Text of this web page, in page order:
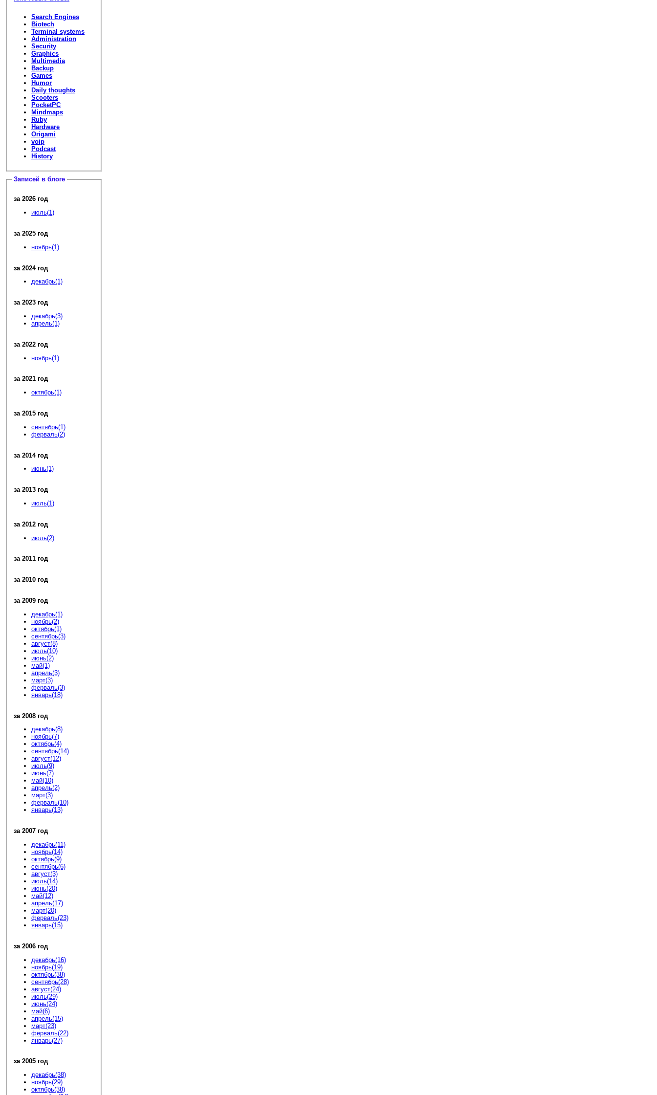
Search Engines
Biotech
Terminal systems
Administration
Security
Graphics
Multimedia
Backup
Games
Humor
Daily thoughts
Scooters
PocketPC
Mindmaps
Ruby
Hardware
Origami
voip
Podcast
History
Записей в блоге
за 2026 год
июль(1)
за 2025 год
ноябрь(1)
за 2024 год
декабрь(1)
за 2023 год
декабрь(3)
апрель(1)
за 2022 год
ноябрь(1)
за 2021 год
октябрь(1)
за 2015 год
сентябрь(1)
ферваль(2)
за 2014 год
июнь(1)
за 2013 год
июль(1)
за 2012 год
июль(2)
за 2011 год
за 2010 год
за 2009 год
декабрь(1)
ноябрь(2)
октябрь(1)
сентябрь(3)
август(8)
июль(10)
июнь(2)
май(1)
апрель(3)
март(3)
ферваль(3)
январь(18)
за 2008 год
декабрь(8)
ноябрь(7)
октябрь(4)
сентябрь(14)
август(12)
июль(9)
июнь(7)
май(10)
апрель(2)
март(3)
ферваль(10)
январь(13)
за 2007 год
декабрь(11)
ноябрь(14)
октябрь(9)
сентябрь(6)
август(3)
июль(14)
июнь(20)
май(12)
апрель(17)
март(20)
ферваль(23)
январь(15)
за 2006 год
декабрь(16)
ноябрь(19)
октябрь(38)
сентябрь(28)
август(24)
июль(29)
июнь(24)
май(6)
апрель(15)
март(23)
ферваль(22)
январь(27)
за 2005 год
декабрь(38)
ноябрь(29)
октябрь(38)